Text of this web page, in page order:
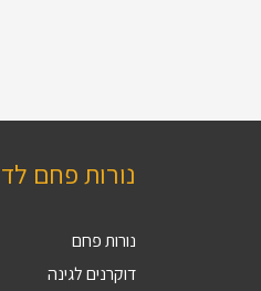
נורות פחם לד
נורות פחם
דוקרנים לגינה